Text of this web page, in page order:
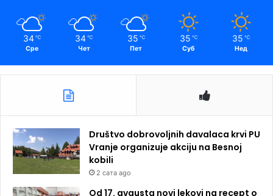
34 ℃
Сре
34 ℃
Чет
35 ℃
Пет
35 ℃
Суб
35 ℃
Нед
Društvo dobrovoljnih davalaca krvi PU
Vranje organizuje akciju na Besnoj
kobili
2 сата ago
Od 17. avgusta novi lekovi na recept o